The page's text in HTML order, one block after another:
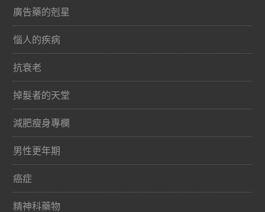
廣告藥的剋星
惱人的疾病
抗衰老
掉髮者的天堂
減肥瘦身專欄
男性更年期
癌症
精神科藥物